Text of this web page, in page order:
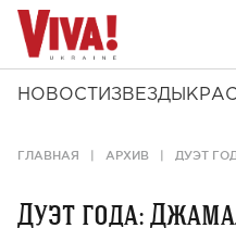
НОВОСТИ ЗВЕЗДЫ
ГЛАВНАЯ АРХИВ ДУЭТ
Дуэт года: